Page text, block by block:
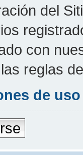
del
con
reglas
de uso